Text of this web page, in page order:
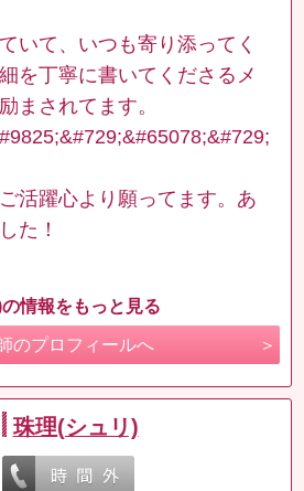
いて、いつも寄り添ってく
を丁寧に書いてくださるメ
まされてます。
活躍心より願ってます。あ
た！
情報をもっと見る
のプロフィールへ
珠理(シュリ)